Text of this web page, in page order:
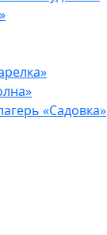
«Садовка»